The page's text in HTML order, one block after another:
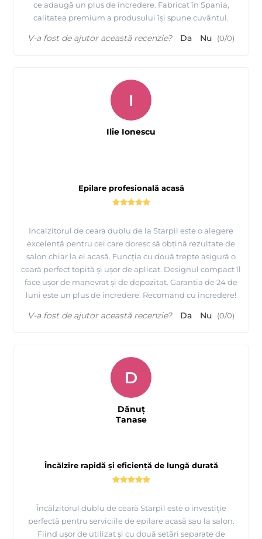
Prezentareafabricii MAYSTAR COSMETICA Spania si a
produselor realizate de ei
ce adaugă un plus de încredere. Fabricat în Spania,
calitatea premium a produsului își spune cuvântul.
V-a fost de ajutor această recenzie? Da Nu (0/0)
Epilare profesională acasă
Incalzitorul de ceara dublu de la Starpil este o alegere
excelentă pentru cei care doresc să obțină rezultate de
salon chiar la ei acasă. Funcția cu două trepte asigură o
ceară perfect topită și ușor de aplicat. Designul compact îl
face ușor de manevrat și de depozitat. Garantia de 24 de
luni este un plus de încredere. Recomand cu încredere!
I
Ilie Ionescu
V-a fost de ajutor această recenzie? Da Nu (0/0)
Încălzire rapidă și eficiență de lungă durată
Încălzitorul dublu de ceară Starpil este o investiție
perfectă pentru serviciile de epilare acasă sau la salon.
Fiind ușor de utilizat și cu două setări separate de
D
Dănuț
Tanase